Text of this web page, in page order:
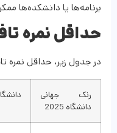
برنامه‌ها یا دانشکده‌ها
حداقل نمره
در جدول زیر، حداقل نمره
رنک جهانی
دانشگاه 2025